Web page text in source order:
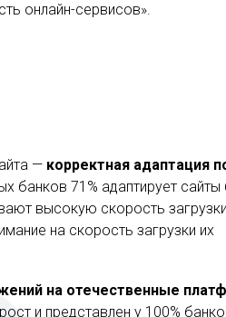
онлайн-сервисов».
— корректная адаптация
банков 71% адаптирует сайты
высокую скорость
на скорость загрузки их
на отечественные
и представлен у 100%